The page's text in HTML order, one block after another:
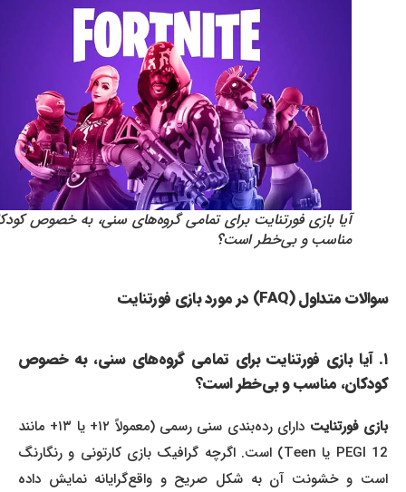
آیا بازی فورتنایت برای تمامی گروه‌های سنی، به خصوص کودکان،
مناسب و بی‌خطر است؟
سوالات متداول (FAQ) در مورد بازی فورتنایت
۱. آیا بازی فورتنایت برای تمامی گروه‌های سنی، به خصوص
کودکان، مناسب و بی‌خطر است؟
بازی فورتنایت
دارای رده‌بندی سنی رسمی (معمولاً ۱۲+ یا ۱۳+ مانند
PEGI 12 یا Teen) است. اگرچه گرافیک بازی کارتونی و رنگارنگ
است و خشونت آن به شکل صریح و واقع‌گرایانه نمایش داده